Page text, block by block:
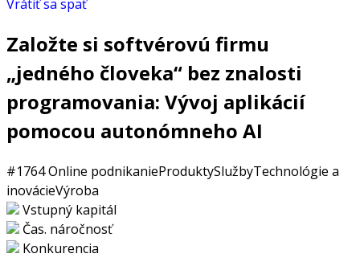
Vrátiť sa späť
Založte si softvérovú firmu
„jedného človeka“ bez znalosti
programovania: Vývoj aplikácií
pomocou autonómneho AI
#1764Online podnikanieProduktySlužbyTechnológie a
inovácieVýroba
Vstupný kapitál
Čas. náročnosť
Konkurencia